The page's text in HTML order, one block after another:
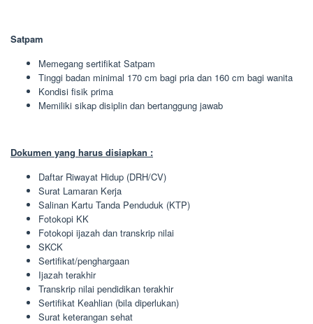
Satpam
Memegang sertifikat Satpam
Tinggi badan minimal 170 cm bagi pria dan 160 cm bagi wanita
Kondisi fisik prima
Memiliki sikap disiplin dan bertanggung jawab
Dokumen yang harus disiapkan :
Daftar Riwayat Hidup (DRH/CV)
Surat Lamaran Kerja
Salinan Kartu Tanda Penduduk (KTP)
Fotokopi KK
Fotokopi ijazah dan transkrip nilai
SKCK
Sertifikat/penghargaan
Ijazah terakhir
Transkrip nilai pendidikan terakhir
Sertifikat Keahlian (bila diperlukan)
Surat keterangan sehat